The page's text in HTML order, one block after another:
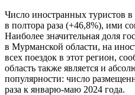
Число иностранных туристов
в полтора раза (+46,8%), ими
Наиболее значительная доля
в Мурманской области, на
всех поездок в этот регион,
область также является и
популярности: число
раза к январю-маю 2024 года.